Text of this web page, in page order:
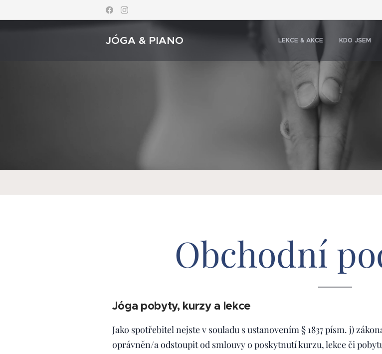
JÓGA & PIANO LEKCE & AKCE KDO JSEM
Obchodní
Jóga pobyty, kurzy a lekce
Jako spotřebitel nejste v souladu s ustanovením § 1837 písm. j)
oprávněn/a odstoupit od smlouvy o poskytnutí kurzu, lekce či